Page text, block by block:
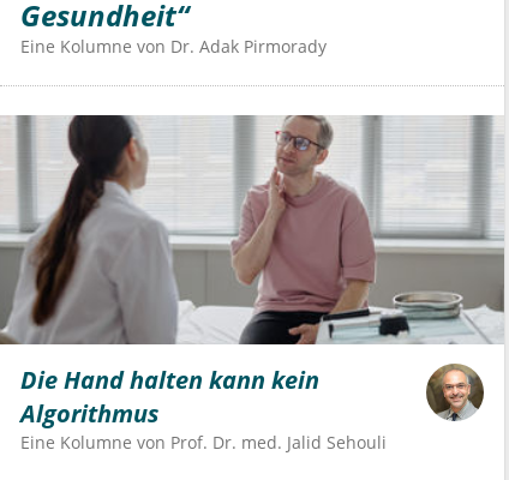
Gesundheit“
Eine Kolumne von Dr. Adak Pirmorady
Die Hand halten kann kein
Algorithmus
Eine Kolumne von Prof. Dr. med. Jalid Sehouli